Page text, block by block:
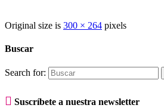
Original size is 300 × 264 pixels
Buscar
Search for:
 Suscríbete a nuestra newsletter